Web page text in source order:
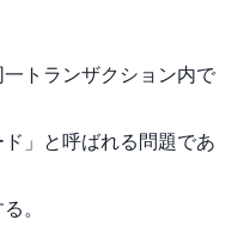
トランザクション内で
」と呼ばれる問題であ
。